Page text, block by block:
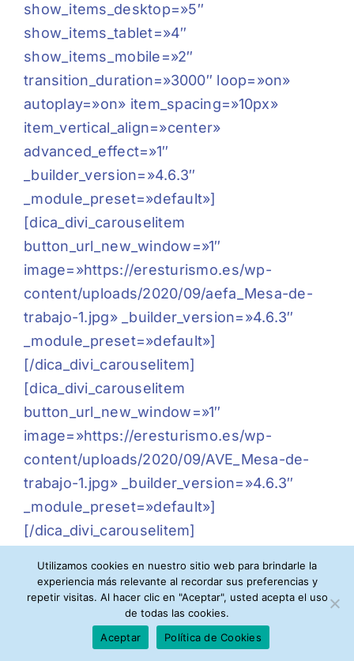
show_items_desktop=»5″
show_items_tablet=»4″
show_items_mobile=»2″
transition_duration=»3000″ loop=»on»
autoplay=»on» item_spacing=»10px»
item_vertical_align=»center»
advanced_effect=»1″
_builder_version=»4.6.3″
_module_preset=»default»]
[dica_divi_carouselitem
button_url_new_window=»1″
image=»https://eresturismo.es/wp-
content/uploads/2020/09/aefa_Mesa-de-
trabajo-1.jpg» _builder_version=»4.6.3″
_module_preset=»default»]
[/dica_divi_carouselitem]
[dica_divi_carouselitem
button_url_new_window=»1″
image=»https://eresturismo.es/wp-
content/uploads/2020/09/AVE_Mesa-de-
trabajo-1.jpg» _builder_version=»4.6.3″
_module_preset=»default»]
[/dica_divi_carouselitem]
button_url_new_window=»1″
image=»https://eresturismo.es/wp-
content/uploads/2020/09/Apd_Mesa-de-
trabajo-1.jpg» _builder_version=»4.6.3″
Utilizamos cookies en nuestro sitio web para brindarle la
experiencia más relevante al recordar sus preferencias y
repetir visitas. Al hacer clic en "Aceptar", usted acepta el uso
de todas las cookies.
Aceptar
Política de Cookies